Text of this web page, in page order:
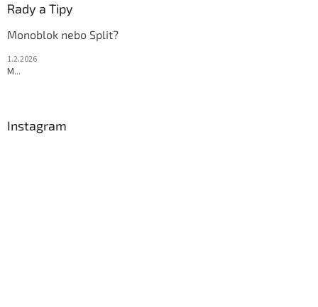
Rady a Tipy
Monoblok nebo Split?
1.2.2026
M...
Instagram